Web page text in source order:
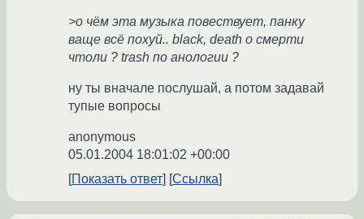
>о чём эта музыка повествует, панку
ваще всё похуй.. black, death о смерти
чтоли ? trash по анологии ?
ну ты вначале послушай, а потом задавай
тупые вопросы
anonymous
05.01.2004 18:01:02 +00:00
Показать ответ
Ссылка